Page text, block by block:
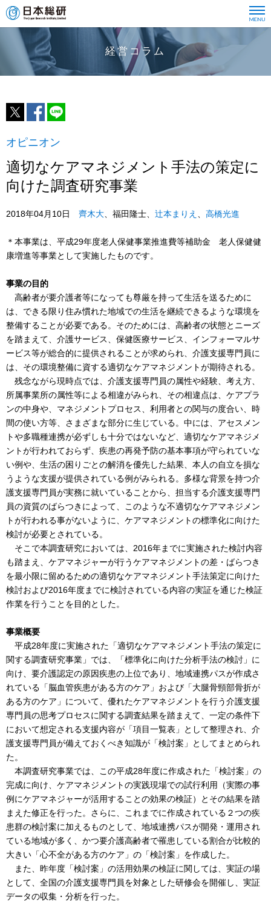
経営コラム
オピニオン
適切なケアマネジメント手法の策定に
向けた調査研究事業
2018年04月10日 齊木大 、福田隆士、 辻本まりえ 高橋光進
＊本事業は、平成29年度老人保健事業推進費等補助金 老人保健健
康増進等事業として実施したものです。
事業の目的
高齢者が要介護者等になっても尊厳を持って生活を送るために
は、できる限り住み慣れた地域での生活を継続できるような環境を
整備することが必要である。そのためには、高齢者の状態とニーズ
を踏まえて、介護サービス、保健医療サービス、インフォーマルサ
ービス等が総合的に提供されることが求められ、介護支援専門員に
は、その環境整備に資する適切なケアマネジメントが期待される。
残念ながら現時点では、介護支援専門員の属性や経験、考え方、
所属事業所の属性等による相違がみられ、その相違点は、ケアプラ
ンの中身や、マネジメントプロセス、利用者との関与の度合い、時
間の使い方等、さまざまな部分に生じている。中には、アセスメン
トや多職種連携が必ずしも十分ではないなど、適切なケアマネジメ
ントが行われておらず、疾患の再発予防の基本事項が守られていな
い例や、生活の困りごとの解消を優先した結果、本人の自立を損な
うような支援が提供されている例がみられる。多様な背景を持つ介
護支援専門員が実務に就いていることから、担当する介護支援専門
員の資質のばらつきによって、このような不適切なケアマネジメン
トが行われる事がないように、ケアマネジメントの標準化に向けた
検討が必要とされている。
そこで本調査研究においては、2016年までに実施された検討内容
も踏まえ、ケアマネジャーが行うケアマネジメントの差・ばらつき
を最小限に留めるための適切なケアマネジメント手法策定に向けた
検討および2016年度までに検討されている内容の実証を通じた検証
作業を行うことを目的とした。
事業概要
平成28年度に実施された「適切なケアマネジメント手法の策定に
関する調査研究事業」では、「標準化に向けた分析手法の検討」に
向け、要介護認定の原因疾患の上位であり、地域連携パスが作成さ
れている「脳血管疾患がある方のケア」および「大腿骨頸部骨折が
ある方のケア」について、優れたケアマネジメントを行う介護支援
専門員の思考プロセスに関する調査結果を踏まえて、一定の条件下
において想定される支援内容が「項目一覧表」として整理され、介
護支援専門員が備えておくべき知識が「検討案」としてまとめられ
た。
本調査研究事業では、この平成28年度に作成された「検討案」の
完成に向け、ケアマネジメントの実践現場での試行利用（実際の事
例にケアマネジャーが活用することの効果の検証）とその結果を踏
まえた修正を行った。さらに、これまでに作成されている２つの疾
患群の検討案に加えるものとして、地域連携パスが開発・運用され
ている地域が多く、かつ要介護高齢者で罹患している割合が比較的
大きい「心不全がある方のケア」の「検討案」を作成した。
また、昨年度「検討案」の活用効果の検証に関しては、実証の場
として、全国の介護支援専門員を対象とした研修会を開催し、実証
データの収集・分析を行った。